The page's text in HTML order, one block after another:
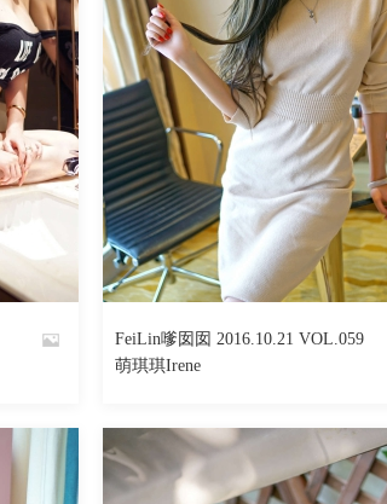
552 阅读
By
FeiLin嗲囡囡 2016.10.21 VOL.059
萌琪琪Irene